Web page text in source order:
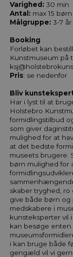
Varighed: 30 min
Antal: max 15 børn
Målgruppe: 3-7 år
Booking
Forløbet kan
Kunstmuseum på
Pris: se nedenfor
Bliv
Har i lyst til at
Holstebro
formidlingstilbud
som giver
mulighed for at
at det bedste
museets brugere.
børn mulighed for
skaber tryghed,
give både børn
medskabere i
kunsteksperter vil
kan besøge enten
i kan bruge både
gengæld vil vi